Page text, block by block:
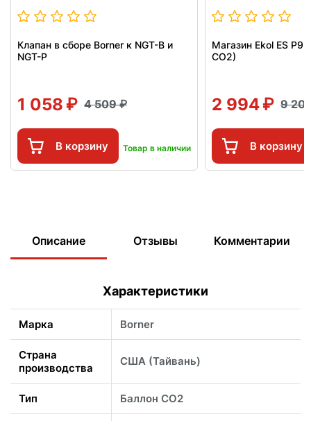
Клапан в сборе Borner к NGT-B и
NGT-P
1 058 4 509
В корзину Товар в наличии
Магазин Ekol ES
CO2)
2 994 9
В корзину
Описание Отзывы Комментарии
Характеристики
Марка Borner
Страна
производства
США (Тайвань)
Тип Баллон CO2